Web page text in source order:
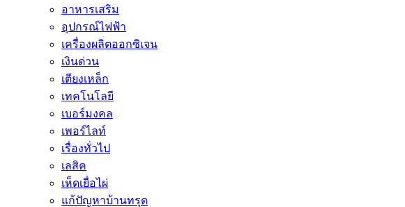
อาหารเสริม
อุปกรณ์ไฟฟ้า
เครื่องผลิตออกซิเจน
เงินด่วน
เตียงเหล็ก
เทคโนโลยี
เบอร์มงคล
เพอร์ไลท์
เรื่องทั่วไป
เลสิค
เห็ดเยื่อไผ่
แก้ปัญหาบ้านทรุด